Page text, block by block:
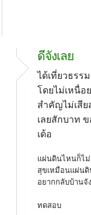
ดีจังเลย
ได้เที่ยวธรร
โดยไม่เหนื่อ
สำคัญไม่เสีย
เลยสักบาท
เด้อ
แผ่นดินไหนก็ไ
สุขเหมือนแผ่นดิ
อยากกลับบ้านจัง
ทดสอบ